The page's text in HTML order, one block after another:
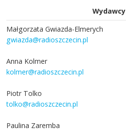
Wydawcy
Małgorzata Gwiazda-Elmerych
gwiazda@radioszczecin.pl
Anna Kolmer
kolmer@radioszczecin.pl
Piotr Tolko
tolko@radioszczecin.pl
Paulina Zaremba